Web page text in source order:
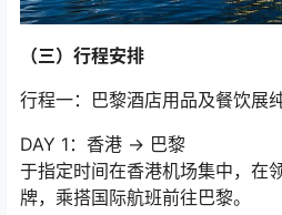
（三）行程安排
行程一：巴黎酒店用品及餐饮展
DAY 1：香港 → 巴黎
于指定时间在香港机场集中，在
牌，乘搭国际航班前往巴黎。